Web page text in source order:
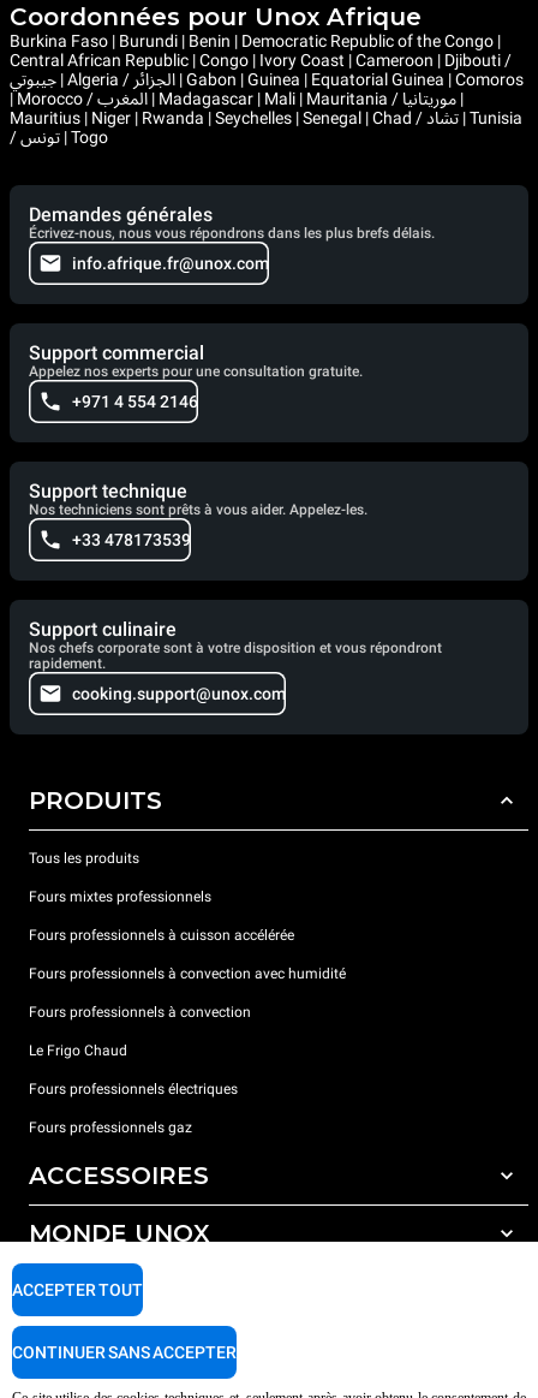
Coordonnées pour Unox Afrique
Burkina Faso | Burundi | Benin | Democratic Republic of the Congo |
Central African Republic | Congo | Ivory Coast | Cameroon | Djibouti /
جيبوتي | Algeria / الجزائر | Gabon | Guinea | Equatorial Guinea | Comoros
| Morocco / المغرب | Madagascar | Mali | Mauritania / موريتانيا |
Mauritius | Niger | Rwanda | Seychelles | Senegal | Chad / تشاد | Tunisia
/ تونس | Togo
Demandes générales
Écrivez-nous, nous vous répondrons dans les plus brefs délais.
info.afrique.fr@unox.com
Support commercial
Appelez nos experts pour une consultation gratuite.
+971 4 554 2146
Support technique
Nos techniciens sont prêts à vous aider. Appelez-les.
+33 478173539
Support culinaire
Nos chefs corporate sont à votre disposition et vous répondront
rapidement.
cooking.support@unox.com
PRODUITS
Tous les produits
Fours mixtes professionnels
Fours professionnels à cuisson accélérée
Fours professionnels à convection avec humidité
Fours professionnels à convection
Le Frigo Chaud
Fours professionnels électriques
Fours professionnels gaz
ACCESSOIRES
Tous les accessoires
Détergents pour lavage automatique
Détergents pour lavage manuel
Traitement de l'eau avec filtres à résine
MONDE UNOX
Nos bureaux dans le monde
SUPPORT
Garantie Unox
ACCEPTER TOUT
CONTINUER SANS ACCEPTER